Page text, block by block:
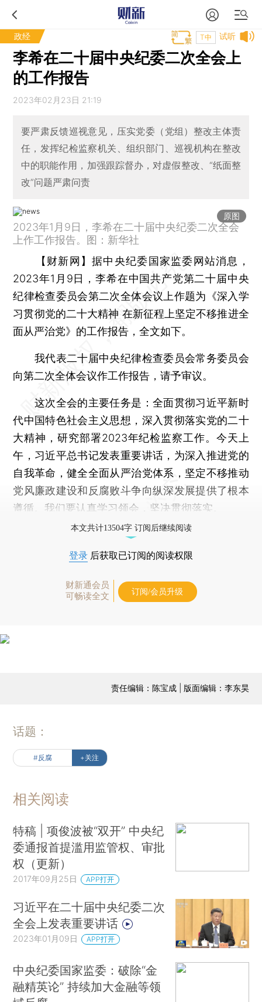
政经 试听
T中
李希在二十届中央纪委二次全会上
的工作报告
2023年02月23日 21:19
要严肃反馈巡视意见，压实党委（党组）整改主体责
任，发挥纪检监察机关、组织部门、巡视机构在整改
中的职能作用，加强跟踪督办，对虚假整改、“纸面整
改”问题严肃问责
原图
2023年1月9日，李希在二十届中央纪委二次全会
上作工作报告。图：新华社
【财新网】据中央纪委国家监委网站消息，
2023年1月9日，李希在中国共产党第二十届中央
纪律检查委员会第二次全体会议上作题为《深入学
习贯彻党的二十大精神 在新征程上坚定不移推进全
面从严治党》的工作报告，全文如下。
我代表二十届中央纪律检查委员会常务委员会
向第二次全体会议作工作报告，请予审议。
这次全会的主要任务是：全面贯彻习近平新时
代中国特色社会主义思想，深入贯彻落实党的二十
大精神，研究部署2023年纪检监察工作。今天上
午，习近平总书记发表重要讲话，为深入推进党的
自我革命，健全全面从严治党体系，坚定不移推动
党风廉政建设和反腐败斗争向纵深发展提供了根本
遵循。我们要认真学习领会，坚决贯彻落实。
本文共计13504字 订阅后继续阅读
登录 后获取已订阅的阅读权限
财新通会员
可畅读全文
订阅/会员升级
责任编辑：陈宝成 | 版面编辑：李东昊
话题：
#反腐 +关注
相关阅读
特稿 | 项俊波被“双开” 中央纪
委通报首提滥用监管权、审批
权（更新）
2017年09月25日 APP打开
习近平在二十届中央纪委二次
全会上发表重要讲话
2023年01月09日 APP打开
中央纪委国家监委：破除“金
融精英论” 持续加大金融等领